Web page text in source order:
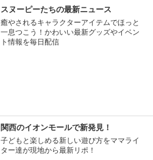
スヌーピーたちの最新ニュース
癒やされるキャラクターアイテムでほっと
一息つこう！かわいい最新グッズやイベン
ト情報を毎日配信
関西のイオンモールで新発見！
子どもと楽しめる新しい遊び方をママライ
ター達が現地から最新リポ！